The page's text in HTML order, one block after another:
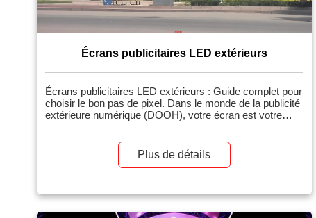
Écrans publicitaires LED extérieurs
Écrans publicitaires LED extérieurs : Guide complet pour
choisir le bon pas de pixel. Dans le monde de la publicité
extérieure numérique (DOOH), votre écran est votre
l’image de marque. À l’inverse, un écran flou et pixélisé
produit l’effet inverse : il donne une impression de bas de
Plus de détails